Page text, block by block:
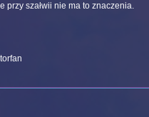
przy szałwii nie ma to znaczenia.